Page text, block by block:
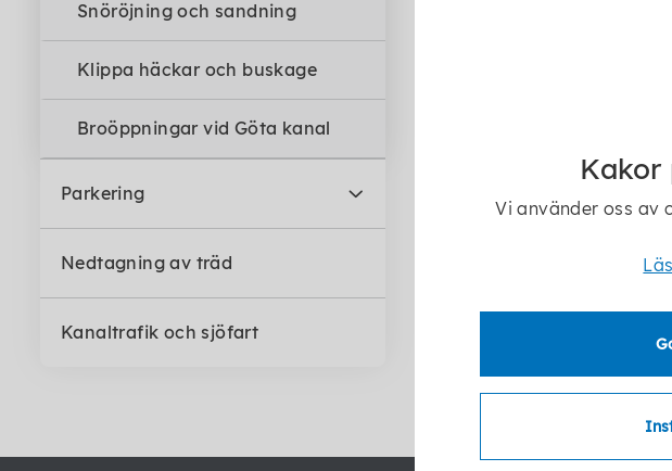
Snöröjning och sandning
Klippa häckar och buskage
Broöppningar vid Göta kanal
Parkering
Nedtagning av träd
Kanaltrafik och sjöfart
FastighetschefKakor
Vi använder oss av